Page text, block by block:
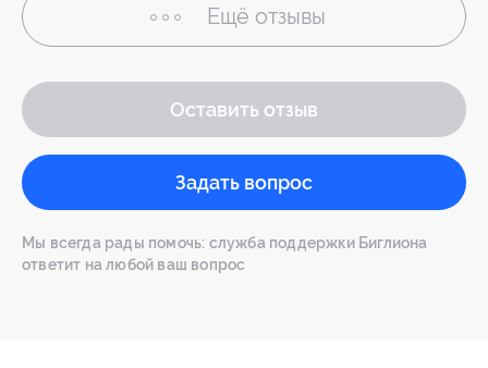
Ещё отзывы
Оставить отзыв
Задать вопрос
Мы всегда рады помочь: служба поддержки Биглиона
ответит на любой ваш вопрос